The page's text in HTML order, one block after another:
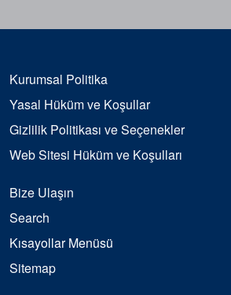
Kurumsal Politika
Yasal Hüküm ve Koşullar
Gizlilik Politikası ve Seçenekler
Web Sitesi Hüküm ve Koşulları
Bize Ulaşın
Search
Kısayollar Menüsü
Sitemap